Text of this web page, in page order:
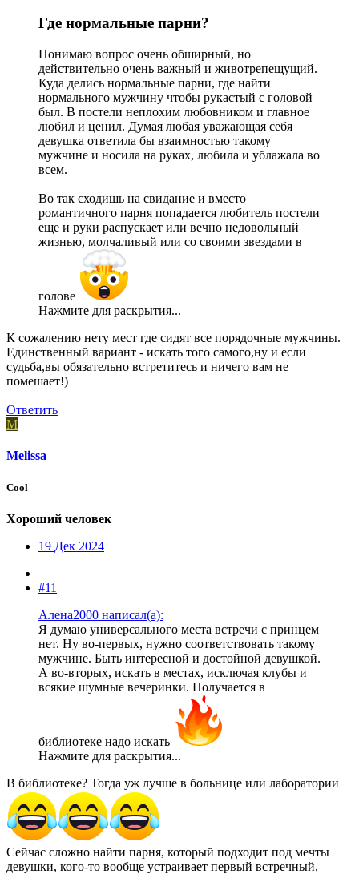
Где нормальные парни?​
Понимаю вопрос очень обширный, но
действительно очень важный и животрепещущий.
Куда делись нормальные парни, где найти
нормального мужчину чтобы рукастый с головой
был. В постели неплохим любовником и главное
любил и ценил. Думая любая уважающая себя
девушка ответила бы взаимностью такому
мужчине и носила на руках, любила и ублажала во
всем.
Во так сходишь на свидание и вместо
романтичного парня попадается любитель постели
еще и руки распускает или вечно недовольный
жизнью, молчаливый или со своими звездами в
голове
Нажмите для раскрытия...
К сожалению нету мест где сидят все порядочные мужчины.
Единственный вариант - искать того самого,ну и если
судьба,вы обязательно встретитесь и ничего вам не
помешает!)
Ответить
M
Melissa
Cool
Хороший человек
19 Дек 2024
#11
Алена2000 написал(а):
Я думаю универсального места встречи с принцем
нет. Ну во-первых, нужно соответствовать такому
мужчине. Быть интересной и достойной девушкой.
А во-вторых, искать в местах, исключая клубы и
всякие шумные вечеринки. Получается в
библиотеке надо искать
Нажмите для раскрытия...
В библиотеке? Тогда уж лучше в больнице или лаборатории
Сейчас сложно найти парня, который подходит под мечты
девушки, кого-то вообще устраивает первый встречный,